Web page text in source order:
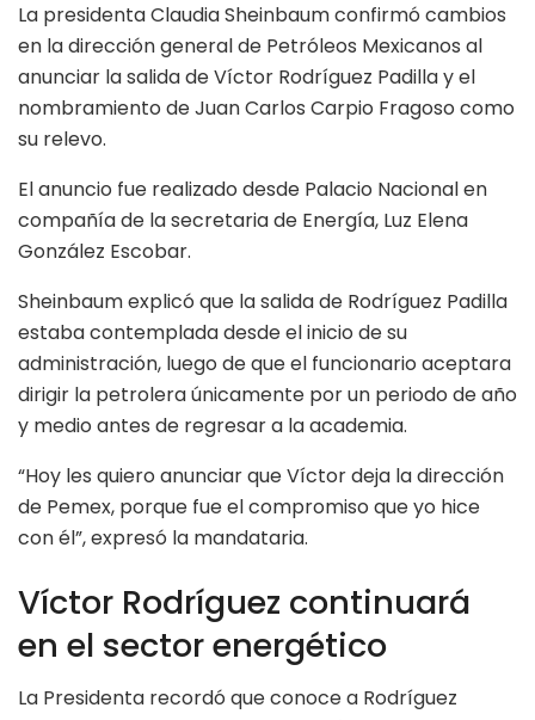
La presidenta Claudia Sheinbaum confirmó cambios
en la dirección general de Petróleos Mexicanos al
anunciar la salida de Víctor Rodríguez Padilla y el
nombramiento de Juan Carlos Carpio Fragoso como
su relevo.
El anuncio fue realizado desde Palacio Nacional en
compañía de la secretaria de Energía, Luz Elena
González Escobar.
Sheinbaum explicó que la salida de Rodríguez Padilla
estaba contemplada desde el inicio de su
administración, luego de que el funcionario aceptara
dirigir la petrolera únicamente por un periodo de año
y medio antes de regresar a la academia.
“Hoy les quiero anunciar que Víctor deja la dirección
de Pemex, porque fue el compromiso que yo hice
con él”, expresó la mandataria.
Víctor Rodríguez continuará
en el sector energético
La Presidenta recordó que conoce a Rodríguez